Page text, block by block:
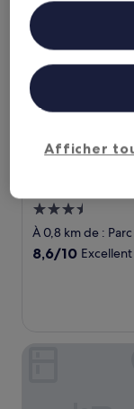
Hébergement
3.5 étoiles
À 0,8 km de :
8.6
8,6/10 Excellent
personnalisés,
études d’audience
Liste de nos
Afficher